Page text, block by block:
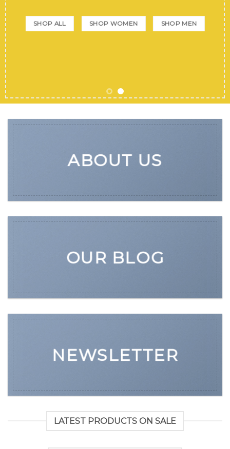
SHOP MEN
SHOP WOMEN
SHOP ALL
ABOUT US
OUR BLOG
NEWSLETTER
LATEST PRODUCTS ON SALE